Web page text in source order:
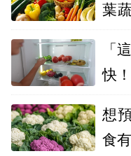
葉
「
快
想
食